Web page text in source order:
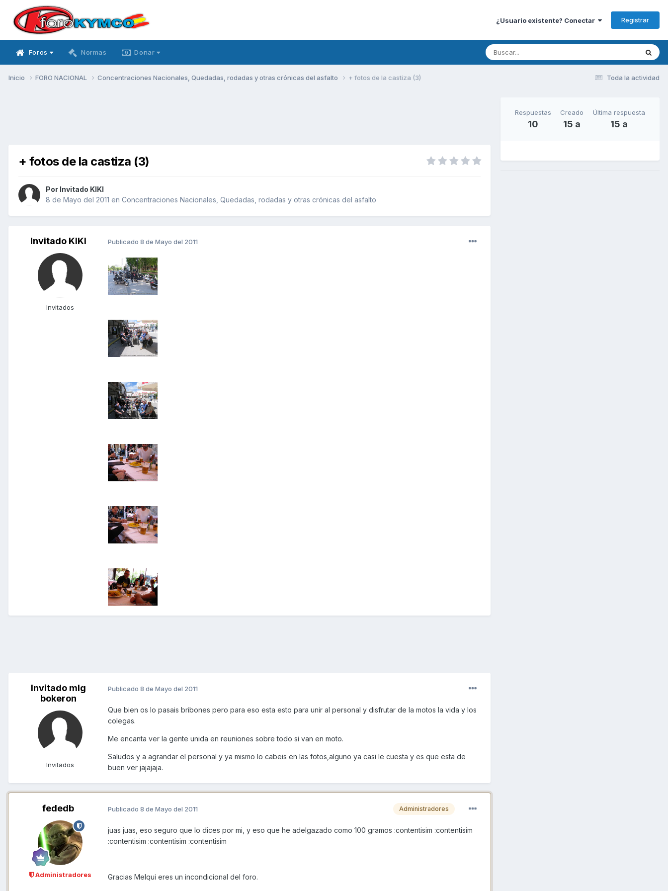
¿Usuario existente? Conectar Registrar
Foros Normas Donar
Toda la actividad
Inicio FORO NACIONAL Concentraciones Nacionales, Quedadas, rodadas y otras crónicas del asfalto + fotos de la castiza (3)
+ fotos de la castiza (3)
Por Invitado KIKI
8 de Mayo del 2011 en Concentraciones Nacionales, Quedadas, rodadas y otras crónicas del asfalto
Invitado KIKI
Invitados
Publicado 8 de Mayo del 2011
Invitado mlg
bokeron
Invitados
Publicado 8 de Mayo del 2011
Que bien os lo pasais bribones pero para eso esta esto para unir al personal y disfrutar de la motos la vida y los
colegas.
Me encanta ver la gente unida en reuniones sobre todo si van en moto.
Saludos y a agrandar el personal y ya mismo lo cabeis en las fotos,alguno ya casi le cuesta y es que esta de
buen ver jajajaja.
fededb
Administradores
Administradores
Publicado 8 de Mayo del 2011
juas juas, eso seguro que lo dices por mi, y eso que he adelgazado como 100 gramos :contentisim :contentisim
:contentisim :contentisim :contentisim
Gracias Melqui eres un incondicional del foro.
Respuestas
10
Creado
15 a
Última respuesta
15 a